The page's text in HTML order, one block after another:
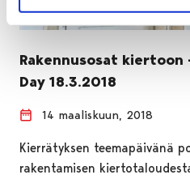
Rakennusosat kiertoon
Day 18.3.2018
14 maaliskuun, 2018
Kierrätyksen teemapäivänä
rakentamisen